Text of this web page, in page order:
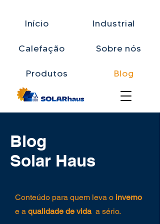
Início Industrial
Calefação Sobre nós
Produtos Blog
Blog
Solar Haus
Conteúdo para quem leva o inverno
e a qualidade de vida a sério.